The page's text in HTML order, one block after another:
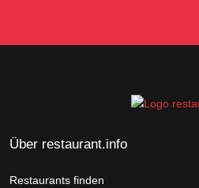
Über restaurant.info
Restaurants finden